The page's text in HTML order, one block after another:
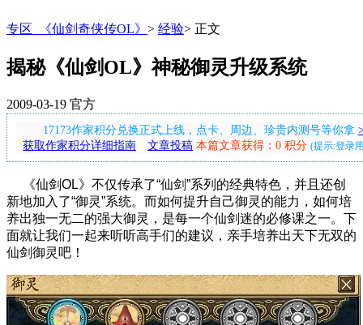
专区_《仙剑奇侠传OL》 > 经验> 正文
揭秘《仙剑OL》神秘御灵升级系统
2009-03-19 官方
17173作家积分兑换正式上线，点卡、周边、珍贵内测号等你拿
获取作家积分详细指南
文章投稿 本篇文章获得：0 积分 (提示:登录
《仙剑OL》不仅传承了“仙剑”系列的经典特色，并且还创
新地加入了“御灵”系统。而如何提升自己御灵的能力，如何培
养出独一无二的强大御灵，是每一个仙剑迷的必修课之一。下
面就让我们一起来听听高手们的建议，亲手培养出天下无双的
仙剑御灵吧！